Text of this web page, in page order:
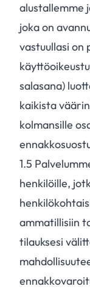
alustallemme
joka on
vastuullasi on
salasana)
kaikista
kolmansille
1.5
henkilöille,
ammatillisiin
tilauksesi